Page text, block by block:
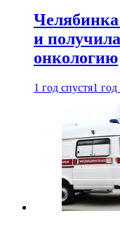
Челябинка
и
онкологию
1 год спустя1 год